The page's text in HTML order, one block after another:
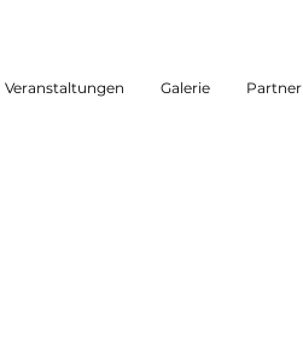
Veranstaltungen Galerie Partner